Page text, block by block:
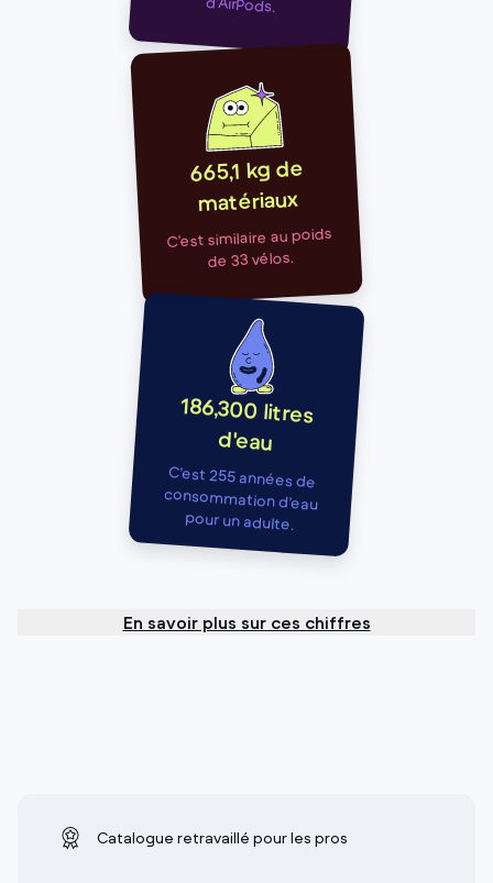
665,1 kg de
matériaux
C’est similaire au poids
de 33 vélos.
186,300 litres
d'eau
C’est 255 années de
consommation d’eau
pour un adulte.
En savoir plus sur ces chiffres
Catalogue retravaillé pour les pros